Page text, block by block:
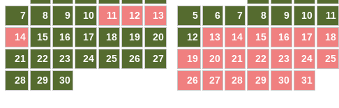
7
8 9 10 11 12
13
14
15 16 17 18 19
20
21
22 23 24 25 26
27
28
29 30
5
6 7 8 9 10
11
12
13 14 15 16 17
18
19
20 21 22 23 24
25
26
27 28 29 30 31